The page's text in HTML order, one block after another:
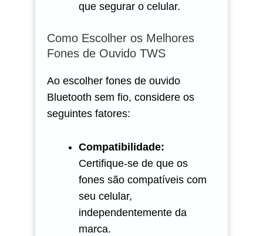
que segurar o celular.
Como Escolher os Melhores
Fones de Ouvido TWS
Ao escolher fones de ouvido
Bluetooth sem fio, considere os
seguintes fatores:
Compatibilidade:
Certifique-se de que os
fones são compatíveis com
seu celular,
independentemente da
marca.